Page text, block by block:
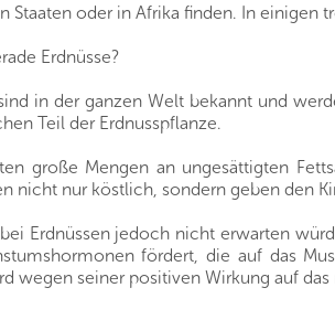
Staaten oder in Afrika finden. In
Erdnüsse?
in der ganzen Welt bekannt und
Teil der Erdnusspflanze.
große Mengen an ungesättigten
nicht nur köstlich, sondern geben den
Erdnüssen jedoch nicht erwarten
fördert, die auf das
wegen seiner positiven Wirkung auf